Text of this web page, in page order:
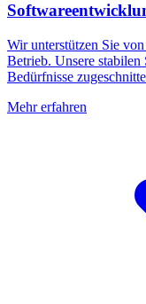
Wir unterstützen Sie
Betrieb. Unsere
Bedürfnisse
Mehr erfahren